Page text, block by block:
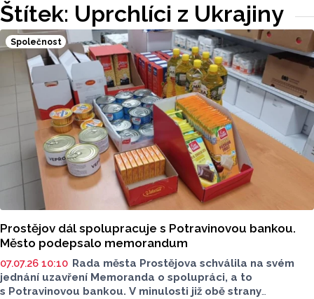
Štítek: Uprchlíci z Ukrajiny
Společnost
Prostějov dál spolupracuje s Potravinovou bankou.
Město podepsalo memorandum
07.07.26 10:10 Rada města Prostějova schválila na svém
jednání uzavření Memoranda o spolupráci, a to
s Potravinovou bankou. V minulosti již obě strany